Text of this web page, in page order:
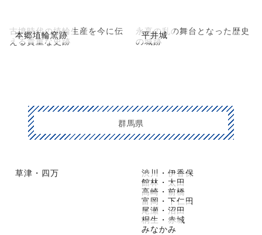
本郷埴輪窯跡
古墳時代の埴輪生産を今に伝
える貴重な史跡
平井城
永享の乱の舞台となった歴史
の城跡
群馬県
草津・四万
渋川・伊香保
館林・太田
高崎・前橋
富岡・下仁田
尾瀬・沼田
桐生・赤城
みなかみ